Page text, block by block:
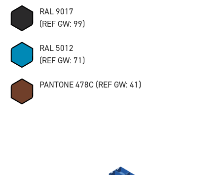
RAL 9017
(REF GW: 99)
RAL 5012
(REF GW: 71)
PANTONE 478C (REF GW: 41)